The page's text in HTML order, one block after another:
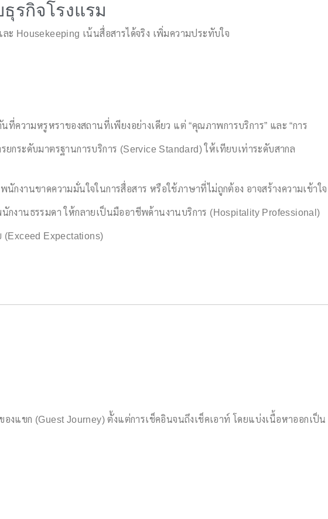
รกิจโรงแรม
Housekeeping เน้นสื่อสารได้จริง เพิ่มความประทับใจ
ความหรูหราของสถานที่เพียงอย่างเดียว แต่ “คุณภาพการบริการ” และ “การ
กระดับมาตรฐานการบริการ (Service Standard) ให้เทียบเท่าระดับสากล
งานขาดความมั่นใจในการสื่อสาร หรือใช้ภาษาที่ไม่ถูกต้อง อาจสร้างความเข้าใจ
กงานธรรมดา ให้กลายเป็นมืออาชีพด้านงานบริการ (Hospitality Professional)
Expectations)
แขก (Guest Journey) ตั้งแต่การเช็คอินจนถึงเช็คเอาท์ โดยแบ่งเนื้อหาออกเป็น